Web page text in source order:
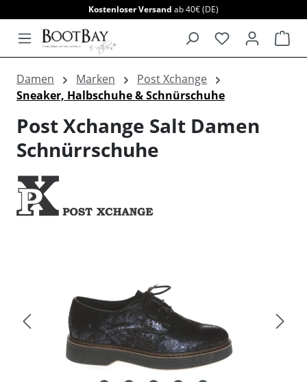
Kostenloser Versand ab 40€ (DE)
Damen Marken
Post Xchange
Sneaker, Halbschuhe & Schnürschuhe
Post Xchange Salt Damen
Schnürrschuhe